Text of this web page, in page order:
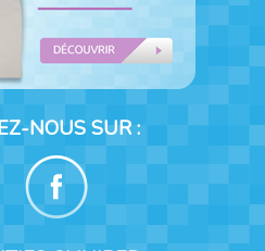
NOUS SUR :